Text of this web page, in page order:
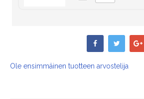
Ole ensimmäinen tuotteen arvostelija